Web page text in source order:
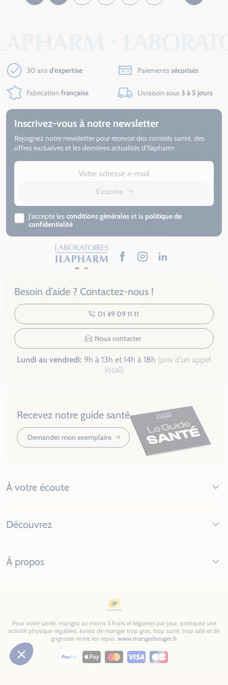
30 ansd’expertise Paiementssécurisés
Fabrication française Livraison sous3 à 5 jours
Inscrivez-vous à notre newsletter
Rejoignez notre newsletter pour recevoir des conseils santé, des
offres exclusives et les dernières actualités d’Ilapharm
S'inscrire
J’accepte lesconditions généraleset la politique de
confidentialité
Besoin d’aide ? Contactez-nous !
01 49 09 11 11
Nous contacter
Lundi au vendredi: 9h à 13h et 14h à 18h (prix d'un appel
local)
FacebookInstagramLinkedIn
Recevez notre guide santé
Demander mon exemplaire
À votre écoute
Découvrez
À propos
Pour votre santé, mangez au moins 5 fruits et légumes par jour, pratiquez une
activité physique régulière, évitez de manger trop gras, trop sucré, trop salé et de
grignoter entre les repas. www.mangerbouger.fr